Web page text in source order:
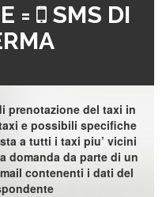
=
SMS DI
prenotazione del taxi in
e possibili specifiche
a tutti i taxi piu’ vicini
domanda da parte di un
contenenti i dati del